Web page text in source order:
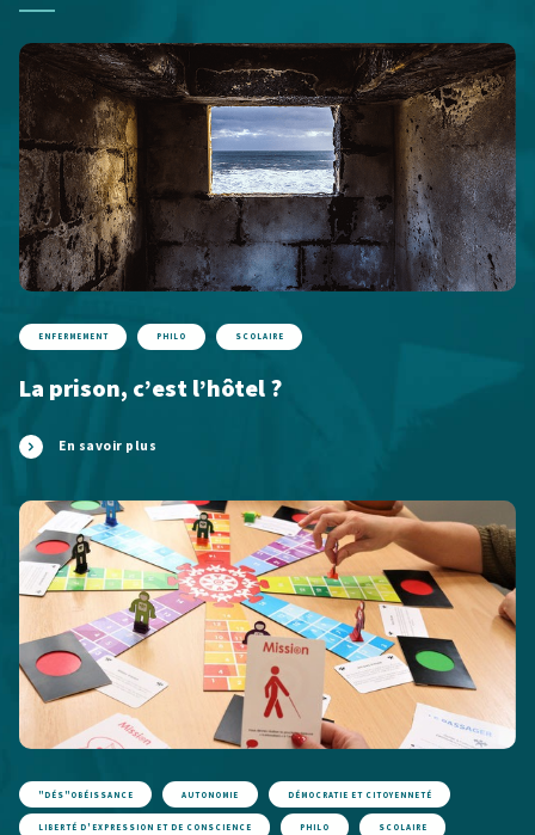
ENFERMEMENT PHILO SCOLAIRE
La prison, c’est l’hôtel ?
En savoir plus
"DÉS"OBÉISSANCE AUTONOMIE DÉMOCRATIE ET CITOYENNETÉ
LIBERTÉ D'EXPRESSION ET DE CONSCIENCE PHILO SCOLAIRE